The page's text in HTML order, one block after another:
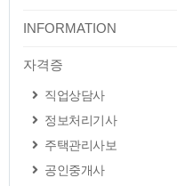
INFORMATION
자격증
직업상담사
정보처리기사
주택관리사보
공인중개사